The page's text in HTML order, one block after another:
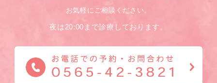
お気軽にご相談ください。
夜は20:00まで診療しております。